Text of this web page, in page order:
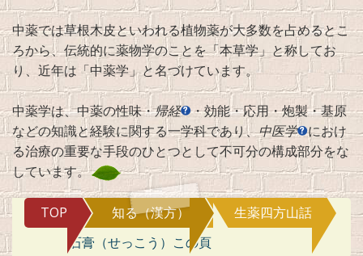
中薬では草根木皮といわれる植物薬が大多数を占めるとこ
ろから、伝統的に薬物学のことを「本草学」と称してお
り、近年は「中薬学」と名づけています。
中薬学は、中薬の性味・帰経 ・効能・応用・炮製・基原
などの知識と経験に関する一学科であり、中医学 におけ
る治療の重要な手段のひとつとして不可分の構成部分をな
しています。
TOP 知る（漢方）
生薬四方山話
石膏（せっこう）この頁